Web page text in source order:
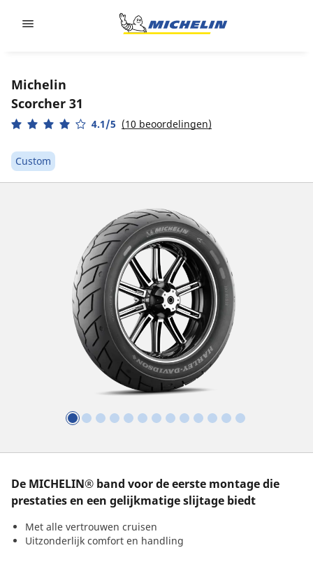
Michelin
Scorcher 31
4.1/5 (10 beoordelingen)
Custom
De MICHELIN® band voor de eerste montage die
prestaties en een gelijkmatige slijtage biedt
Met alle vertrouwen cruisen
Uitzonderlijk comfort en handling